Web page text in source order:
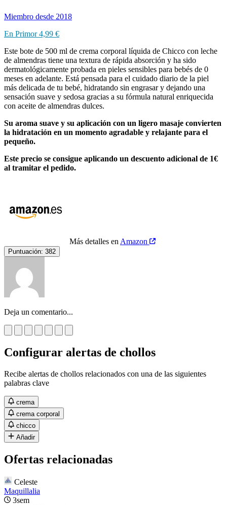
Miembro desde 2018
En Primor 4,99 €
Este bote de 500 ml de crema corporal líquida de Chicco con leche
de almendras tiene una textura de rápida absorción y ha sido
dermatológicamente probada en pieles sensibles para bebés de 0
meses en adelante. Está pensada para el cuidado diario de la piel
más delicada de tu bebé, hidratando sin engrasar y dejando una
sensación suave y sedosa gracias a su fórmula natural enriquecida
con aceite de almendras dulces.
Su aroma suave y su aplicación con un ligero masaje convierten
la hidratación en un momento agradable y relajante para el
pequeño.
Este precio se consigue aplicando un descuento adicional de 1€
al tramitar el pedido.
Más detalles en Amazon
Puntuación: 382
Deja un comentario...
Configurar alertas de chollos
Recibe alertas de chollos relacionados con una de las siguientes
palabras clave
crema
crema corporal
chicco
Añadir
Ofertas relacionadas
Celeste
Maquillalia
3sem